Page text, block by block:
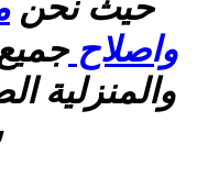
واصلاحجميع
والمنزلية